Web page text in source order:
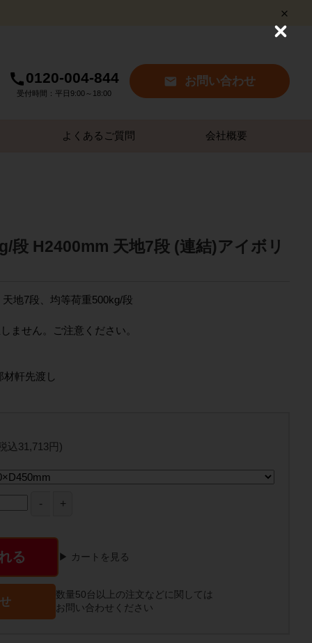
0120-004-844
受付時間：平日9:00～18:00
お問い合わせ
よくあるご質問 会社概要
段 H2400mm 天地7段 (連結)アイボリ
地7段、均等荷重500kg/段
ません。ご注意ください。
軒先渡し
込31,713円)
る ▶ カートを見る
数量50台以上の注文などに関しては
お問い合わせください
C
s